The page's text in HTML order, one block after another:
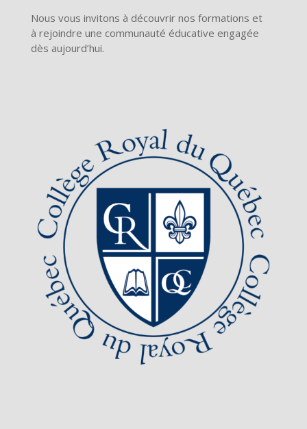
Nous vous invitons à découvrir nos formations et
à rejoindre une communauté éducative engagée
dès aujourd’hui.